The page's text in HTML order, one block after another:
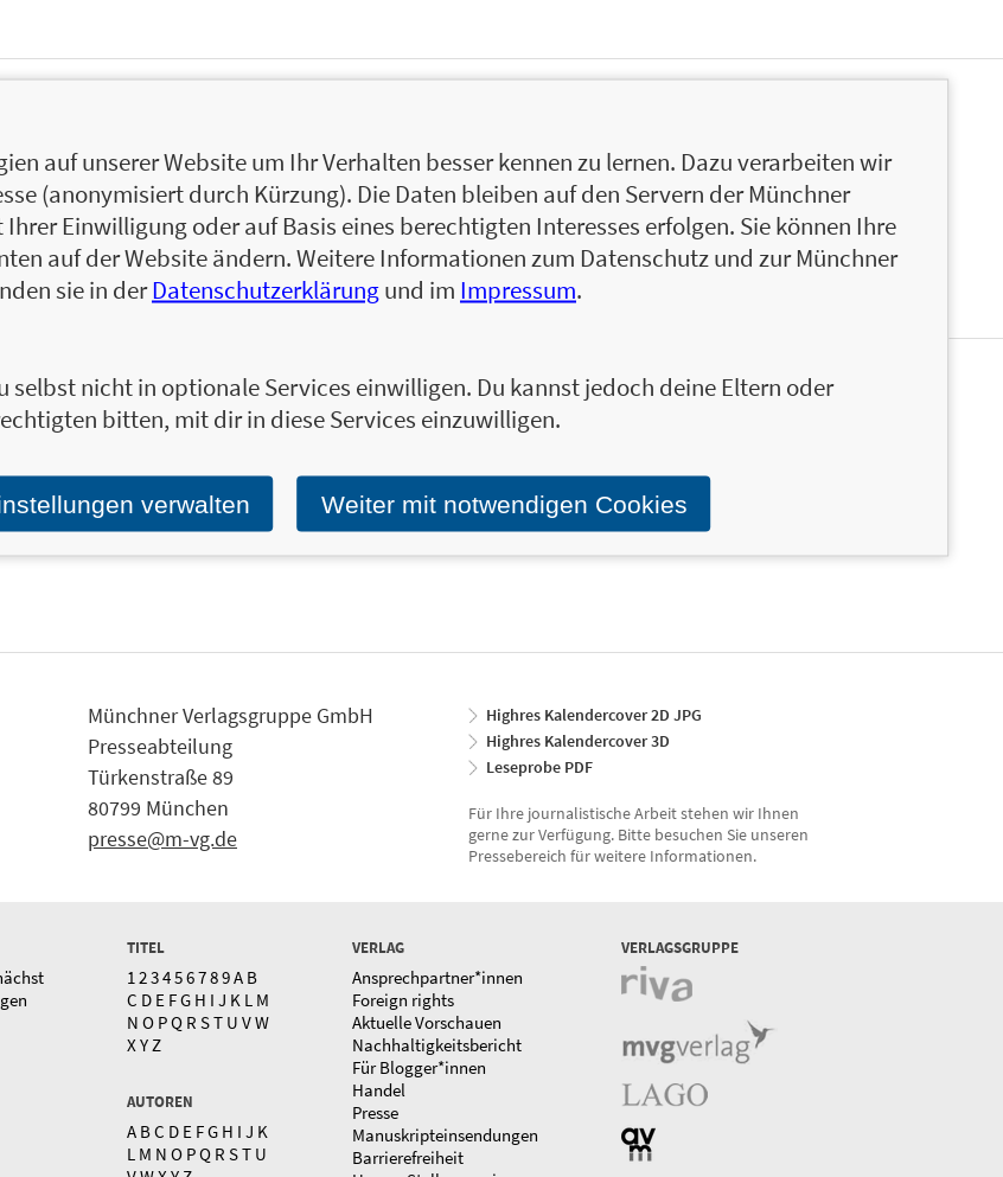
Buch der fast vergessenen Wörterund Erklärs mir, als wäre ich 5schafften es auf dieSPIEGEL
Bestsellerliste.
Zum Profil von Petra Cnyrim
Ja, ich will über interessante Neuerscheinungen und ähnliche Produkte informiert werden.
Wir halten Sie per E-Mail auf dem aktuellen Stand über das Programm der Münchner Verlagsgruppe.
E-Mail-Adresse:
Münchner Verlagsgruppe GmbH
Presseabteilung
Türkenstraße 89
80799 München
presse@m-vg.de
Highres Kalendercover 2D JPG
Highres Kalendercover 3D
Leseprobe PDF
Für Ihre journalistische Arbeit stehen wir Ihnen
gerne zur Verfügung. Bitte besuchen Sie unseren
Pressebereich für weitere Informationen.
TITEL
1 23456789A B
C D E FG H I J K L M
N O PQ R ST U VW
X Y Z
AUTOREN
A BC D E FG H I J K
L M N O PQ R ST U
VERLAG
Ansprechpartner*innen
Foreign rights
Aktuelle Vorschauen
Nachhaltigkeitsbericht
Für Blogger*innen
Handel
Presse
Manuskripteinsendungen
Barrierefreiheit
VERLAGSGRUPPE
auf unserer Website um Ihr Verhalten besser kennen zu lernen. Dazu verarbeiten wir
(anonymisiert durch Kürzung). Die Daten bleiben auf den Servern der Münchner
Einwilligung oder auf Basis eines berechtigten Interesses erfolgen. Sie können Ihre
auf der Website ändern. Weitere Informationen zum Datenschutz und zur Münchner
sie in derDatenschutzerklärungund im Impressum.
selbst nicht in optionale Services einwilligen. Du kannst jedoch deine Eltern oder
bitten, mit dir in diese Services einzuwilligen.
verwalten Weiter mit notwendigen Cookies